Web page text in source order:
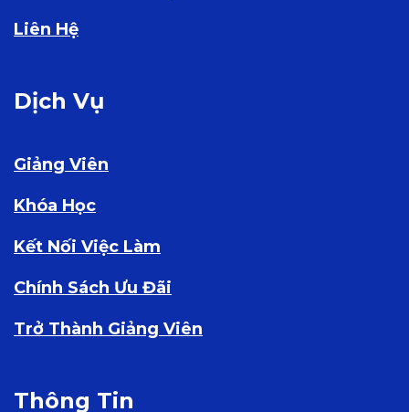
Liên Hệ
Dịch Vụ
Giảng Viên
Khóa Học
Kết Nối Việc Làm
Chính Sách Ưu Đãi
Trở Thành Giảng Viên
Thông Tin